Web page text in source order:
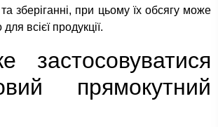
зберіганні, при цьому їх обсягу може
всієї продукції.
прямокутний